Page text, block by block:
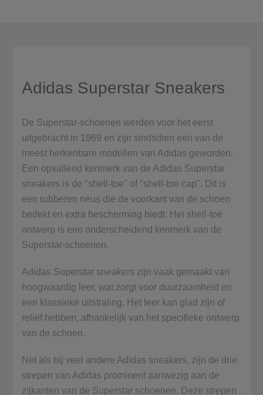
Adidas Superstar Sneakers
De Superstar-schoenen werden voor het eerst
uitgebracht in 1969 en zijn sindsdien een van de
meest herkenbare modellen van Adidas geworden.
Een opvallend kenmerk van de Adidas Superstar
sneakers is de "shell-toe" of "shell-toe cap". Dit is
een rubberen neus die de voorkant van de schoen
bedekt en extra bescherming biedt. Het shell-toe
ontwerp is een onderscheidend kenmerk van de
Superstar-schoenen.
Adidas Superstar sneakers zijn vaak gemaakt van
hoogwaardig leer, wat zorgt voor duurzaamheid en
een klassieke uitstraling. Het leer kan glad zijn of
reliëf hebben, afhankelijk van het specifieke ontwerp
van de schoen.
Net als bij veel andere Adidas sneakers, zijn de drie
strepen van Adidas prominent aanwezig aan de
zijkanten van de Superstar schoenen. Deze strepen